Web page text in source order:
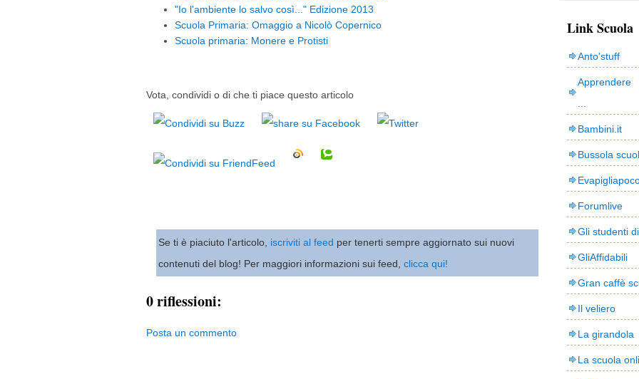
"Io l'ambiente lo salvo così..." Edizione 2013
Scuola Primaria: Omaggio a Nicolò Copernico
Scuola primaria: Monere e Protisti
Vota, condividi o di che ti piace questo articolo
Se ti è piaciuto l'articolo, iscriviti al feed per tenerti sempre aggiornato sui nuovi
contenuti del blog! Per maggiori informazioni sui feed, clicca qui!
0 riflessioni:
Posta un commento
Link Scuola
Anto'stuff
Bambini.it
Bussola
Forumlive
Gli studenti
GliAffidabili
Gran caffè
Il veliero
La girandola
La scuola